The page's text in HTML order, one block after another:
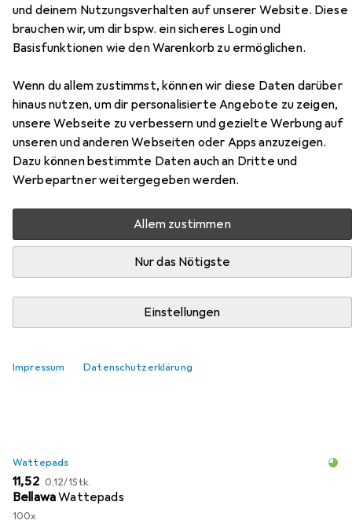
und deinem Nutzungsverhalten auf unserer Website. Diese
brauchen wir, um dir bspw. ein sicheres Login und
Basisfunktionen wie den Warenkorb zu ermöglichen.
Wenn du allem zustimmst, können wir diese Daten darüber
hinaus nutzen, um dir personalisierte Angebote zu zeigen,
unsere Webseite zu verbessern und gezielte Werbung auf
unseren und anderen Webseiten oder Apps anzuzeigen.
Dazu können bestimmte Daten auch an Dritte und
Werbepartner weitergegeben werden.
Allem zustimmen
Nur das Nötigste
Einstellungen
Impressum Datenschutzerklärung
Dior Hydra Life
Make-Up Entferner, 175 ml
Zubehör für Dior Hydra Life
Hier findest du passendes Zubehör zum Produkt Dior
Relevanz
Wattepads
EUR
11,52 EUR
0,12/1Stk.
BellawaWattepads
100x